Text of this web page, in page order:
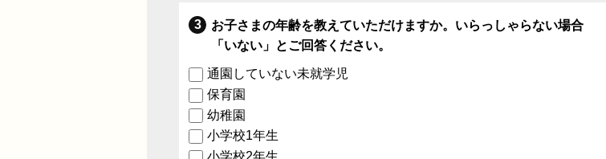
お子さまの年齢を教えていただけますか。いらっしゃらない場合
「いない」とご回答ください。
通園していない未就学児
保育園
幼稚園
小学校1年生